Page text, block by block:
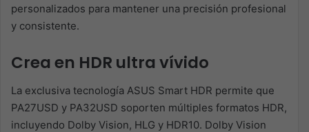
personalizados para mantener una precisión profesional
y consistente.
Crea en HDR ultra vívido
La exclusiva tecnología ASUS Smart HDR permite que
PA27USD y PA32USD soporten múltiples formatos HDR,
incluyendo Dolby Vision, HLG y HDR10. Dolby Vision